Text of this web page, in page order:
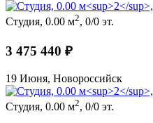
Студия, 0.00 м2, 0/0 эт.
3 475 440 ₽
19 Июня, Новороссийск
Студия, 0.00 м2, 0/0 эт.